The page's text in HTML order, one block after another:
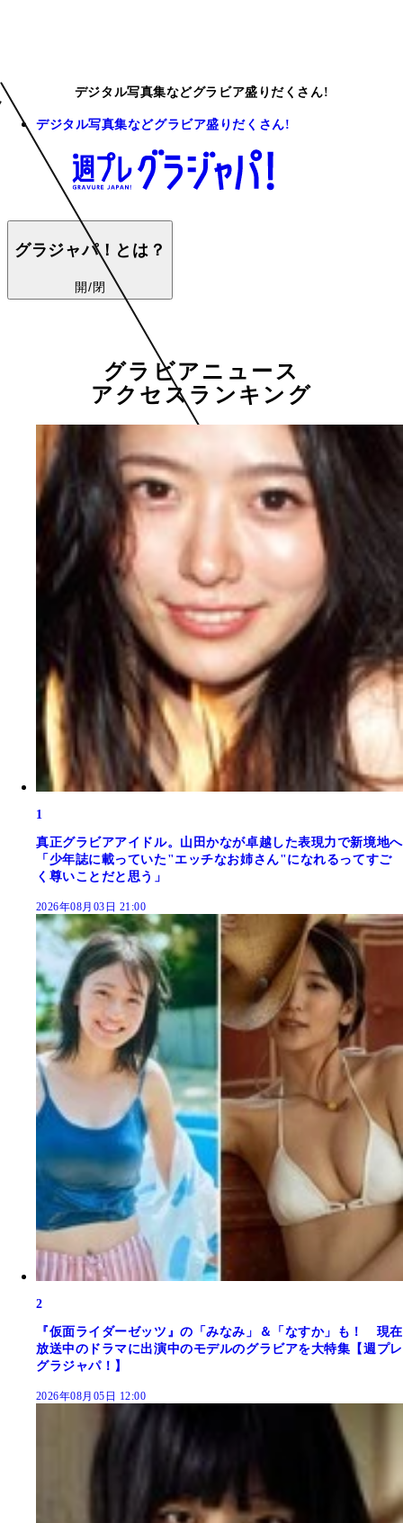
デジタル写真集などグラビア盛りだくさん!
デジタル写真集などグラビア盛りだくさん!
グラジャパ！とは？
開/閉
グラビアニュース
アクセスランキング
1
真正グラビアアイドル。山田かなが卓越した表現力で新境地へ
「少年誌に載っていた"エッチなお姉さん"になれるってすご
く尊いことだと思う」
2026年08月03日 21:00
2
『仮面ライダーゼッツ』の「みなみ」＆「なすか」も！ 現在
放送中のドラマに出演中のモデルのグラビアを大特集【週プレ
グラジャパ！】
2026年08月05日 12:00